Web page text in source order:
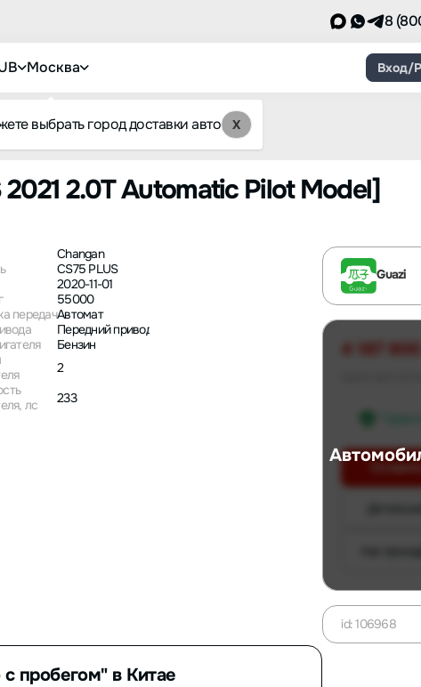
8
Москва
выбрать город доставки авто X
Вход/
2.0T Automatic Pilot Model
2.0T Automatic Pilot Model]
Changan
CS75 PLUS
2020-11-01
55000
передачАвтомат
Передний привод
Бензин
2
лс
233
пробегом" в Китае
Guazi
4 187 900
id: 106968